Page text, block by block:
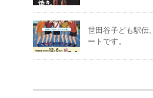
世田谷子ども駅伝
ートです。